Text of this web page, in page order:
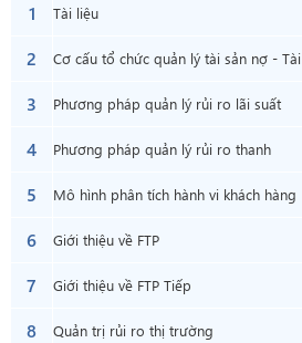
1
Tài liệu
2 Cơ cấu tổ chức quản lý tài sản nợ - Tài
sản có
3 Phương pháp quản lý rủi ro lãi suất
4 Phương pháp quản lý rủi ro thanh
khoản
5 Mô hình phân tích hành vi khách hàng
6 Giới thiệu về FTP
7 Giới thiệu về FTP Tiếp
8 Quản trị rủi ro thị trường